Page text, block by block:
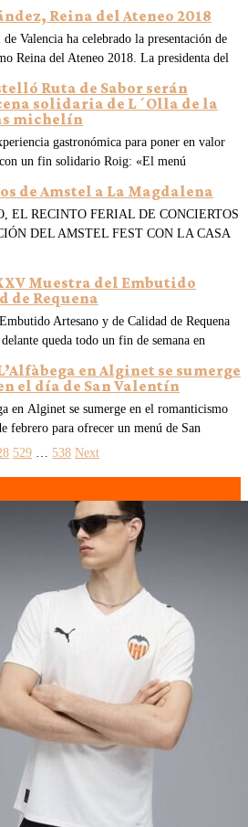
Reina del Ateneo 2018
Valencia ha celebrado la presentación de
Reina del Ateneo 2018. La presidenta del
Ruta de Sabor serán
solidaria de L´Olla de la
michelín
gastronómica para poner en valor
un fin solidario Roig: «El menú
de Amstel a La Magdalena
EL RECINTO FERIAL DE CONCIERTOS
DEL AMSTEL FEST CON LA CASA
Muestra del Embutido
de Requena
Artesano y de Calidad de Requena
queda todo un fin de semana en
en Alginet se sumerge
el día de San Valentín
en Alginet se sumerge en el romanticismo
febrero para ofrecer un menú de San
529 … 538 Next